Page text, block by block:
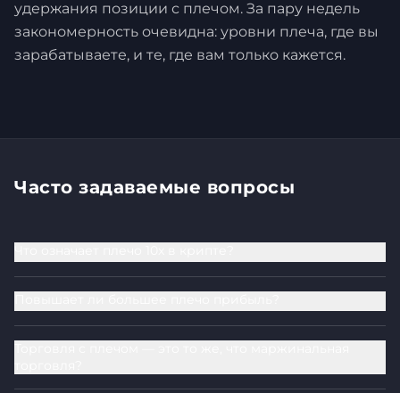
удержания позиции с плечом. За пару недель
закономерность очевидна: уровни плеча, где вы
зарабатываете, и те, где вам только кажется.
Часто задаваемые вопросы